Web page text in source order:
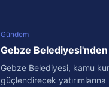
Gündem
Gebze Belediyesi'nden
Gebze Belediyesi, kamu
güçlendirecek